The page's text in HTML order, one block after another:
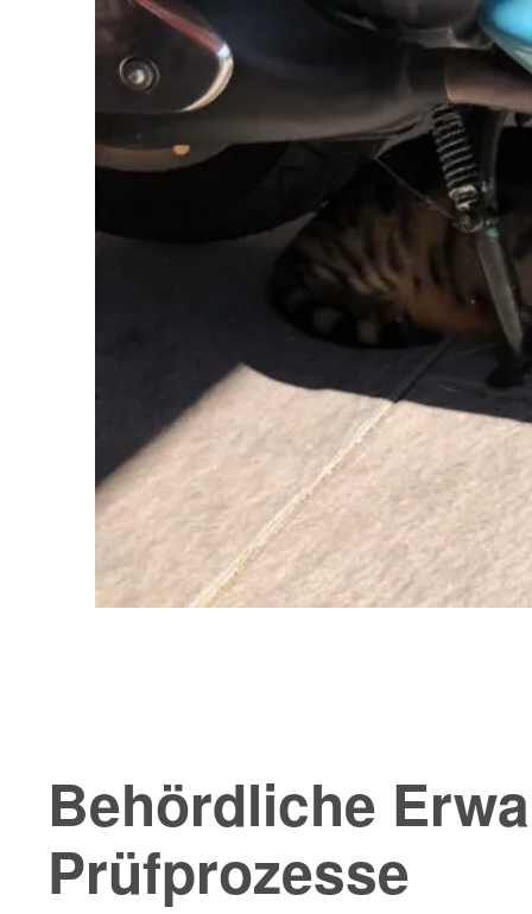
Behördliche
Prüfprozesse